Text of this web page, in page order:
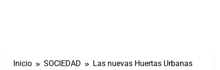
Inicio SOCIEDAD Las nuevas Huertas Urbanas